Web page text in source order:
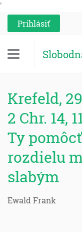
'
Prihlásiť
Krefeld,
2 Chr. 14,
Ty
rozdielu
slabým
Ewald Frank